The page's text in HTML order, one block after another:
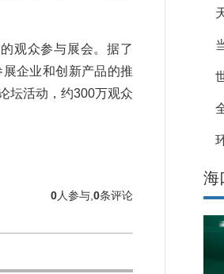
观众参与展会。据了
企业和创新产品的推
坛活动，约300万观众
0条评论
0人参与,
海